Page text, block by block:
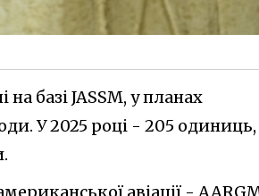
базі JASSM, у планах
У 2025 році - 205 одиниць,
авіації -